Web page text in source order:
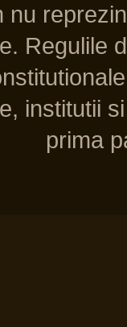
nu
Regulile
institutii
prima